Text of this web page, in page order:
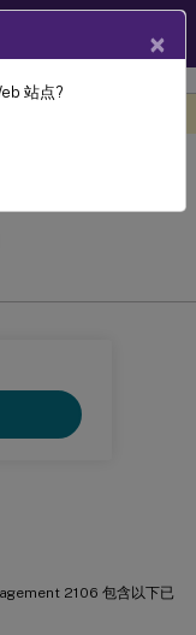
2106
2106 包含以下已
×
站点?